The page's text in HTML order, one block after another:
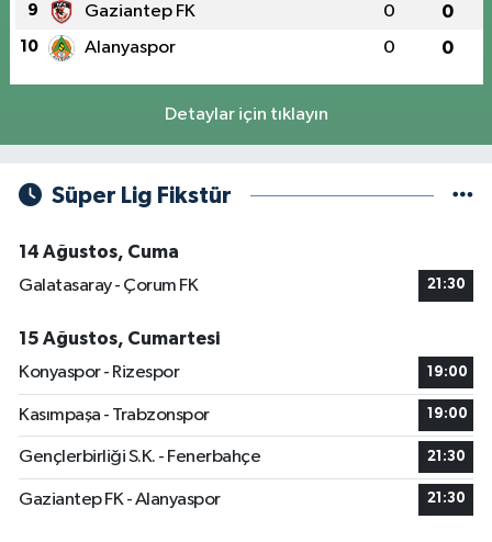
9 Gaziantep FK 0 0
10 Alanyaspor 0 0
Detaylar için tıklayın
Süper Lig Fikstür
14 Ağustos, Cuma
Galatasaray - Çorum FK
21:30
15 Ağustos, Cumartesi
Konyaspor - Rizespor
19:00
Kasımpaşa - Trabzonspor 19:00
Gençlerbirliği S.K. - Fenerbahçe 21:30
Gaziantep FK - Alanyaspor 21:30